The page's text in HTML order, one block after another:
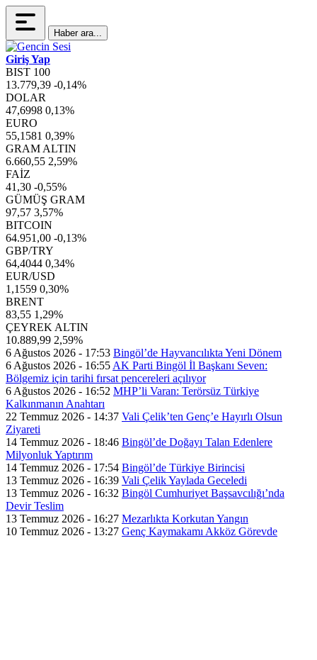
Haber ara...
Giriş Yap
BIST 100
13.779,39 -0,14%
DOLAR
47,6998 0,13%
EURO
55,1581 0,39%
GRAM ALTIN
6.660,55 2,59%
FAİZ
41,30 -0,55%
GÜMÜŞ GRAM
97,57 3,57%
BITCOIN
64.951,00 -0,13%
GBP/TRY
64,4044 0,34%
EUR/USD
1,1559 0,30%
BRENT
83,55 1,29%
ÇEYREK ALTIN
10.889,99 2,59%
6 Ağustos 2026 - 17:53 Bingöl’de Hayvancılıkta Yeni Dönem
6 Ağustos 2026 - 16:55 AK Parti Bingöl İl Başkanı Seven:
Bölgemiz için tarihi fırsat pencereleri açılıyor
6 Ağustos 2026 - 16:52 MHP’li Varan: Terörsüz Türkiye
Kalkınmanın Anahtarı
22 Temmuz 2026 - 14:37 Vali Çelik’ten Genç’e Hayırlı Olsun
Ziyareti
14 Temmuz 2026 - 18:46 Bingöl’de Doğayı Talan Edenlere
Milyonluk Yaptırım
14 Temmuz 2026 - 17:54 Bingöl’de Türkiye Birincisi
13 Temmuz 2026 - 16:39 Vali Çelik Yaylada Geceledi
13 Temmuz 2026 - 16:32 Bingöl Cumhuriyet Başsavcılığı’nda
Devir Teslim
13 Temmuz 2026 - 16:27 Mezarlıkta Korkutan Yangın
10 Temmuz 2026 - 13:27 Genç Kaymakamı Akköz Görevde